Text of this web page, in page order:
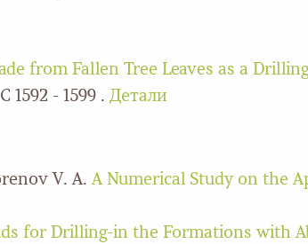
from Fallen Tree Leaves as a
- 1599 . Детали
V. A.A Numerical Study on the
for Drilling-in the Formations with